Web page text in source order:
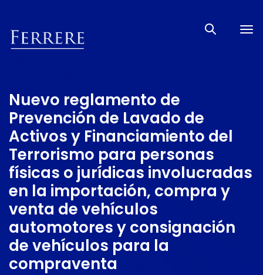
Nuevo reglamento de
Prevención de Lavado de
Activos y Financiamiento del
Terrorismo para personas
físicas o jurídicas involucradas
en la importación, compra y
venta de vehículos
automotores y consignación
de vehículos para la
compraventa